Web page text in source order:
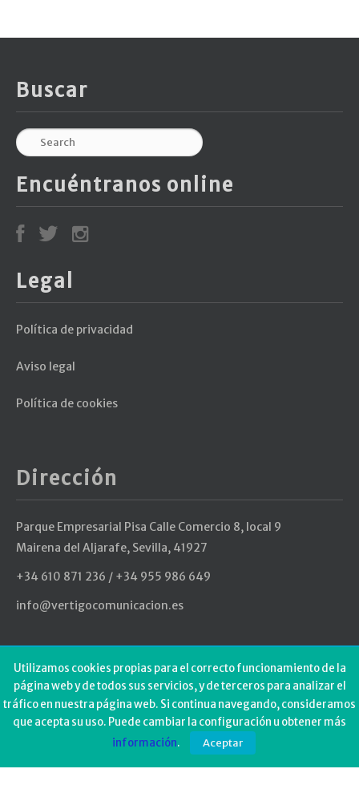
Buscar
Encuéntranos online
Legal
Política de privacidad
Aviso legal
Política de cookies
Dirección
Parque Empresarial Pisa Calle Comercio 8, local 9
Mairena del Aljarafe, Sevilla, 41927
+34 610 871 236 / +34 955 986 649
info@vertigocomunicacion.es
Últimos Tweets
Could not authenticate you.
Utilizamos cookies propias para el correcto funcionamiento de la
página web y de todos sus servicios, y de terceros para analizar el
tráfico en nuestra página web. Si continua navegando, consideramos
que acepta su uso. Puede cambiar la configuración u obtener más
información. Aceptar